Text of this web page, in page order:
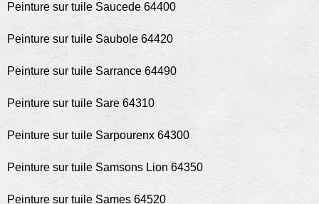
Peinture sur tuile Saucede 64400
Peinture sur tuile Saubole 64420
Peinture sur tuile Sarrance 64490
Peinture sur tuile Sare 64310
Peinture sur tuile Sarpourenx 64300
Peinture sur tuile Samsons Lion 64350
Peinture sur tuile Sames 64520